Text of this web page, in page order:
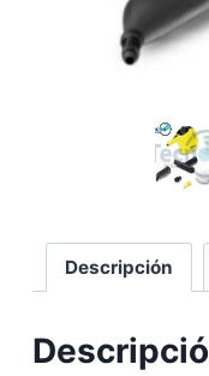
Descripción